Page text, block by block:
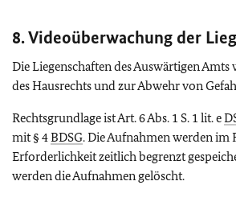
8. Videoüberwachung der
Die Liegenschaften des Auswärtigen
des Hausrechts und zur Abwehr von
Rechtsgrundlage ist Art. 6 Abs. 1 S. 1 lit. e
mit § 4BDSG. Die Aufnahmen werden im
Erforderlichkeit zeitlich begrenzt
werden die Aufnahmen gelöscht.